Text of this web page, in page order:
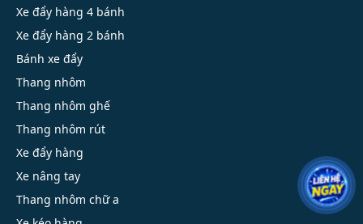
Xe đẩy hàng 4 bánh
Xe đẩy hàng 2 bánh
Bánh xe đẩy
Thang nhôm
Thang nhôm ghế
Thang nhôm rút
Xe đẩy hàng
Xe nâng tay
Thang nhôm chữ a